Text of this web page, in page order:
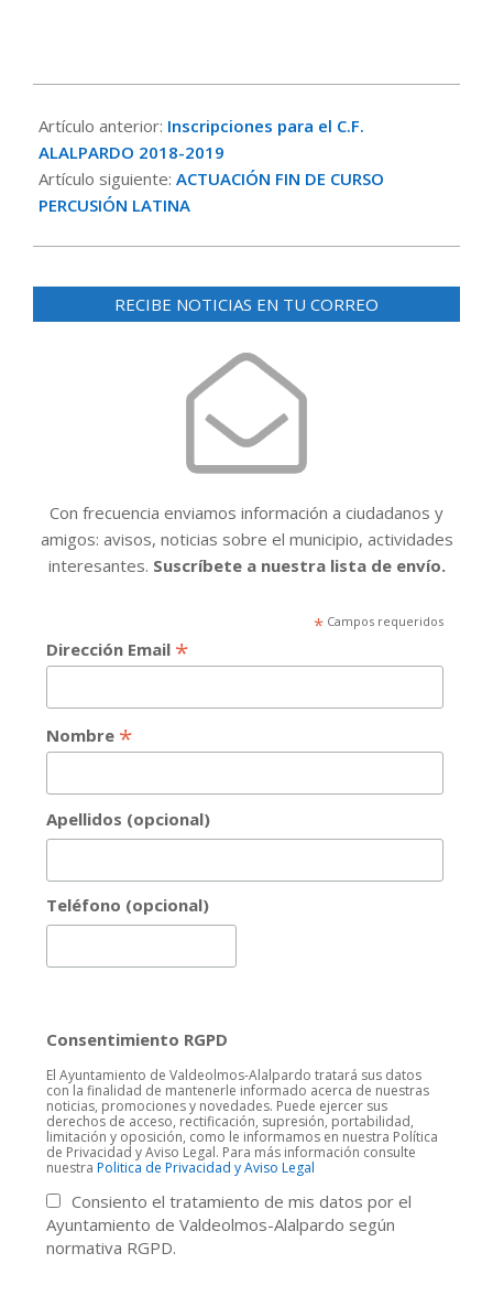
06-
12
Artículo anterior: Inscripciones para el C.F.
ALALPARDO 2018-2019
Artículo siguiente: ACTUACIÓN FIN DE CURSO
PERCUSIÓN LATINA
RECIBE NOTICIAS EN TU CORREO
Con frecuencia enviamos información a ciudadanos y
amigos: avisos, noticias sobre el municipio, actividades
interesantes. Suscríbete a nuestra lista de envío.
*Campos requeridos
Dirección Email *
Nombre *
Apellidos (opcional)
Teléfono (opcional)
Consentimiento RGPD
El Ayuntamiento de Valdeolmos-Alalpardo tratará sus datos
con la finalidad de mantenerle informado acerca de nuestras
noticias, promociones y novedades. Puede ejercer sus
derechos de acceso, rectificación, supresión, portabilidad,
limitación y oposición, como le informamos en nuestra Política
de Privacidad y Aviso Legal. Para más información consulte
nuestra Politica de Privacidad y Aviso Legal
Consiento el tratamiento de mis datos por el
Ayuntamiento de Valdeolmos-Alalpardo según
normativa RGPD.